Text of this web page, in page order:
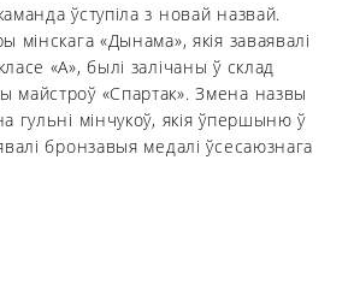
ўступіла з новай назвай.
мінскага «Дынама», якія заваявалі
«А», былі залічаны ў склад
майстроў «Спартак». Змена назвы
гульні мінчукоў, якія ўпершыню ў
бронзавыя медалі ўсесаюзнага